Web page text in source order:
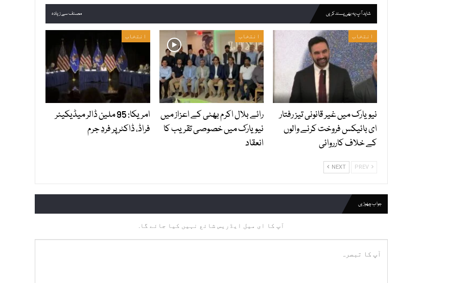
شاید آپ یہ بھی پسند کریں مصنف سے زیادہ
انتخاب
نیویارک میں غیر قانونی تیز رفتار
ای بائیکس فروخت کرنے والوں
کے خلاف کارروائی
انتخاب
رائے بلال اکرم بھٹی کے اعزاز میں
نیویارک میں خصوصی تقریب کا
انعقاد
انتخاب
امریکا: 95 ملین ڈالر میڈیکیئر
فراڈ، ڈاکٹر پر فردِ جرم
NEXT
جواب چھوڑیں
آپ کا ای میل ایڈریس شائع نہیں کیا جائے گا.